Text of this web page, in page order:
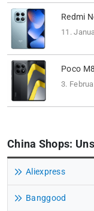
Redmi
11.
Poco
3.
China Shops:
Aliexpress
Banggood